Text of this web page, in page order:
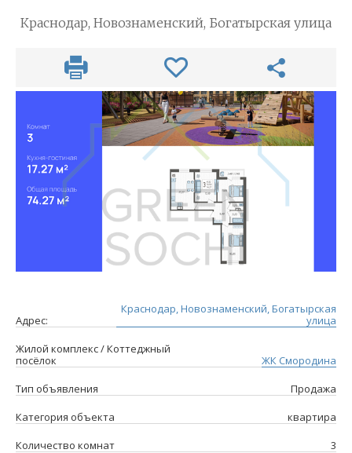
Краснодар, Новознаменский, Богатырская улица
Адрес:
Краснодар, Новознаменский, Богатырская
улица
Жилой комплекс / Коттеджный
посёлок
ЖК Смородина
Тип объявления
Продажа
Категория объекта
квартира
Количество комнат
3